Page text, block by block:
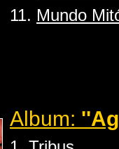
11. Mundo
Album: